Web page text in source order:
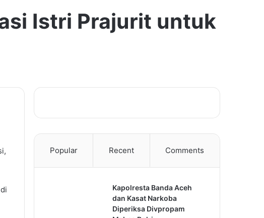
Istri Prajurit untuk
Popular Recent Comments
Kapolresta Banda Aceh
dan Kasat Narkoba
Diperiksa Divpropam